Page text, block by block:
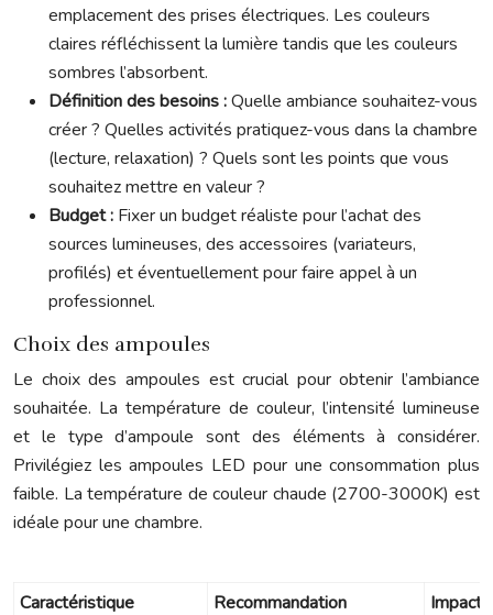
emplacement des prises électriques. Les couleurs
claires réfléchissent la lumière tandis que les couleurs
sombres l’absorbent.
Définition des besoins :Quelle ambiance souhaitez-vous
créer ? Quelles activités pratiquez-vous dans la chambre
(lecture, relaxation) ? Quels sont les points que vous
souhaitez mettre en valeur ?
Budget : Fixer un budget réaliste pour l’achat des
sources lumineuses, des accessoires (variateurs,
profilés) et éventuellement pour faire appel à un
professionnel.
Choix des ampoules
Le choix des ampoules est crucial pour obtenir l’ambiance
souhaitée. La température de couleur, l’intensité lumineuse
et le type d’ampoule sont des éléments à considérer.
Privilégiez les ampoules LED pour une consommation plus
faible. La température de couleur chaude (2700-3000K) est
idéale pour une chambre.
Caractéristique Recommandation Impact